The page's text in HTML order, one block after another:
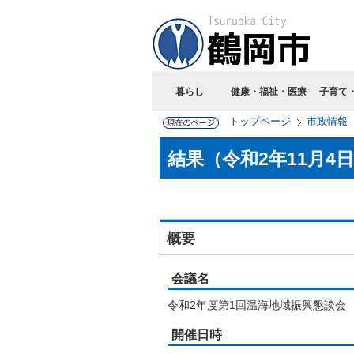
暮らし 健康・福祉・医療 子育て
トップページ 市政情報
結果（令和2年11月4
概要
会議名
令和2年度第1回温海地域振興懇談会
開催日時